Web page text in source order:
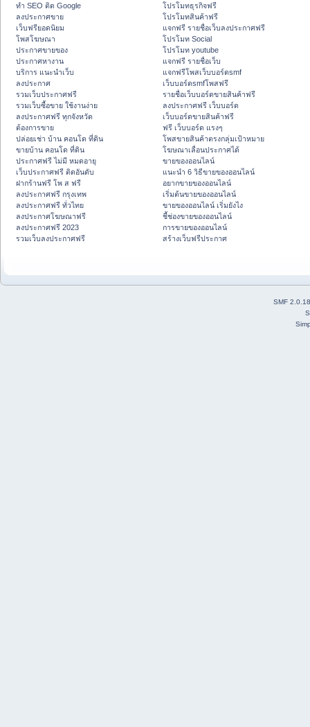
ทำ SEO ติด Google
ลงประกาศขาย
เว็บฟรียอดนิยม
โพสโฆษณา
ประกาศขายของ
ประกาศหางาน
บริการ แนะนำเว็บ
ลงประกาศ
รวมเว็บประกาศฟรี
รวมเว็บซื้อขาย ใช้งานง่าย
ลงประกาศฟรี ทุกจังหวัด
ต้องการขาย
ปล่อยเช่า บ้าน คอนโด ที่ดิน
ขายบ้าน คอนโด ที่ดิน
ประกาศฟรี ไม่มี หมดอายุ
เว็บประกาศฟรี ติดอันดับ
ฝากร้านฟรี โพ ส ฟรี
ลงประกาศฟรี กรุงเทพ
ลงประกาศฟรี ทั่วไทย
ลงประกาศโฆษณาฟรี
ลงประกาศฟรี 2023
รวมเว็บลงประกาศฟรี
โปรโมทธุรกิจฟรี
โปรโมทสินค้าฟรี
แจกฟรี รายชื่อเว็บลงประกาศฟรี
โปรโมท Social
โปรโมท youtube
แจกฟรี รายชื่อเว็บ
แจกฟรีโพสเว็บบอร์ดsmf
เว็บบอร์ดsmfโพสฟรี
รายชื่อเว็บบอร์ดขายสินค้าฟรี
ลงประกาศฟรี เว็บบอร์ด
เว็บบอร์ดขายสินค้าฟรี
ฟรี เว็บบอร์ด แรงๆ
โพสขายสินค้าตรงกลุ่มเป้าหมาย
โฆษณาเลื่อนประกาศได้
ขายของออนไลน์
แนะนำ 6 วิธีขายของออนไลน์
อยากขายของออนไลน์
เริ่มต้นขายของออนไลน์
ขายของออนไลน์ เริ่มยังไง
ชี้ช่องขายของออนไลน์
การขายของออนไลน์
สร้างเว็บฟรีประกาศ
SMF 2.0.18